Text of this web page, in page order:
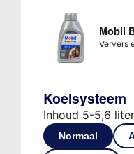
Mobil
Ververs
Koelsysteem
Inhoud 5-5,6 liter
Normaal